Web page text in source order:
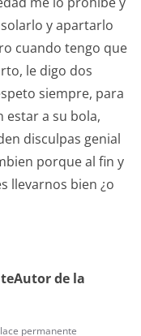
y apartarlo
cuando tengo que
le digo dos
siempre, para
estar a su bola,
disculpas genial
porque al fin y
llevarnos bien ¿o
Autor de la
permanente